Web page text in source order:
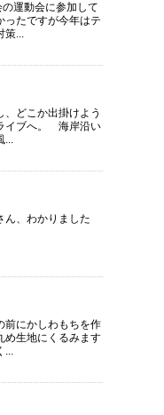
運動会に参加して
ったですが今年はテ
策...
、どこか出掛けよう
イブへ。 海岸沿い
...
ん、わかりました
前にかしわもちを作
め生地にくるみます
...